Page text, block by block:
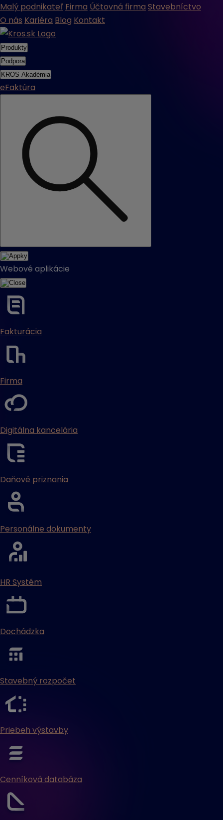
Malý podnikateľ Firma Účtovná firma Stavebníctvo
O nás Kariéra Blog Kontakt
Produkty
Podpora
KROS Akadémia
eFaktúra
Webové aplikácie
Fakturácia
Firma
Digitálna kancelária
Daňové priznania
Personálne dokumenty
HR Systém
Dochádzka
Stavebný rozpočet
Priebeh výstavby
Cenníková databáza